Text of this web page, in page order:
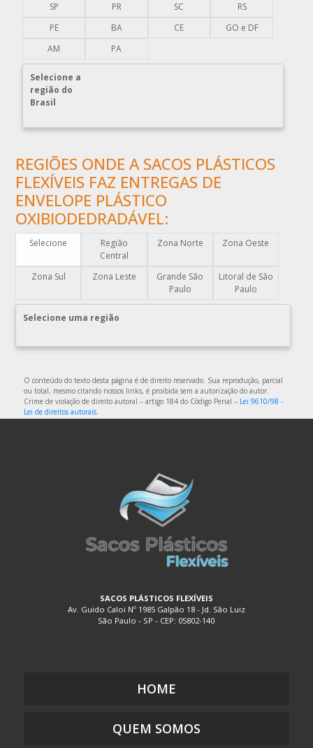
COMPRA DE EMBALAGENS PLÁSTICAS
COMPRAR EMBALAGENS PLÁSTICAS
COMPRAR ENVELOPE DE PLÁSTICO CORREIOS
COMPRAR ENVELOPE PLÁSTICO CORREIOS
COMPRAR ENVELOPE PLÁSTICO DE CORREIO
COMPRAR SACO PLÁSTICO ZIP LOCK
COMPRAR SACOLAS PLÁSTICAS
COMPRAR SACOLAS PLÁSTICAS DIRETO DA FABRICA
COMPRAR SACOLAS PLÁSTICAS PERSONALIZADAS
COMPRAR SACOS PLÁSTICOS
DISTRIBUIDOR DE EMBALAGENS PLÁSTICAS
DISTRIBUIDORA DE EMBALAGENS PLÁSTICAS
DISTRIBUIDORA DE SACOLAS PLÁSTICAS
EMBALAGEM DE PLÁSTICO
EMBALAGEM DE PLÁSTICO FLEXÍVEL TRANSPARENTE
EMBALAGEM DE PLÁSTICO FLEXÍVEL TRANSPARENTE
EMBALAGEM DE PLÁSTICO TRANSPARENTE COM DIVISÓRIAS
EMBALAGEM DE PLÁSTICO TRANSPARENTE FLEXÍVEL
EMBALAGEM DE SACO PLÁSTICO
EMBALAGEM PLÁSTICA A VÁCUO
EMBALAGEM PLÁSTICA BOLHA
EMBALAGEM PLÁSTICA COEXTRUSADA
EMBALAGEM PLÁSTICA COM ZIP
EMBALAGEM PLÁSTICA DE SEGURANÇA
SP
PR SC
RS
PE
BA CE
GO e DF
AM
PA
Selecione a
região do
Brasil
REGIÕES ONDE A SACOS PLÁSTICOS
FLEXÍVEIS FAZ ENTREGAS DE
ENVELOPE PLÁSTICO
OXIBIODEDRADÁVEL:
Selecione
Região
Central
Zona Norte Zona Oeste
Zona Sul Zona Leste
Grande São
Paulo
Litoral de São
Paulo
Selecione uma região
O conteúdo do texto desta página é de direito reservado. Sua reprodução, parcial
ou total, mesmo citando nossos links, é proibida sem a autorização do autor.
Crime de violação de direito autoral – artigo 184 do Código Penal – Lei 9610/98 -
Lei de direitos autorais.
SACOS PLÁSTICOS FLEXÍVEIS
Av. Guido Caloi Nº 1985 Galpão 18 - Jd. São Luiz
São Paulo - SP - CEP: 05802-140
HOME
QUEM SOMOS